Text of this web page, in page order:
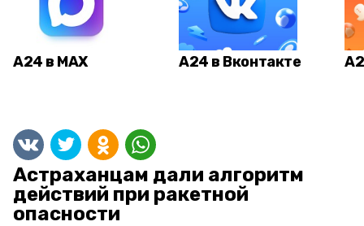
А24 в MAX А24 в Вконтакте
Астраханцам дали алгоритм
действий при ракетной
опасности